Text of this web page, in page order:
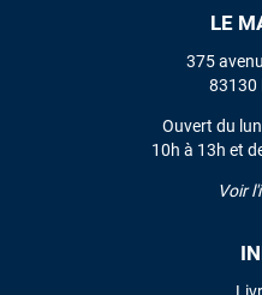
LE
375
83130
Ouvert du
10h à 13h et
Voir
VOIR